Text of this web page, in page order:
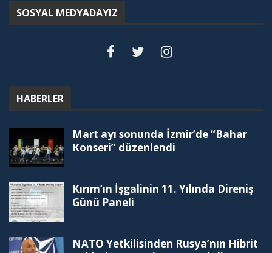
SOSYAL MEDYADAYIZ
HABERLER
Mart ayı sonunda İzmir’de “Bahar
Konseri” düzenlendi
Kırım’ın İşgalinin 11. Yılında Direniş
Günü Paneli
NATO Yetkilisinden Rusya’nın Hibrit